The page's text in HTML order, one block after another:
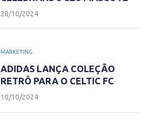
28/10/2024
MARKETING
ADIDAS LANÇA COLEÇÃO
RETRÔ PARA O CELTIC FC
10/10/2024